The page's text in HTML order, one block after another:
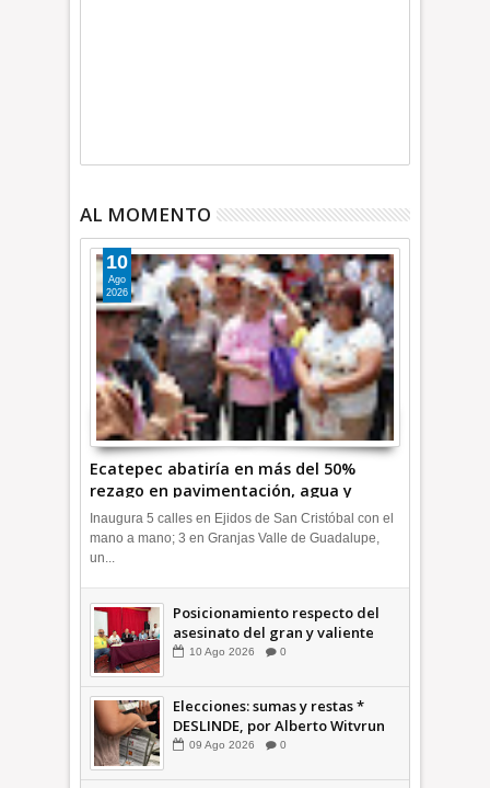
AL MOMENTO
Ecatepec abatiría en más del 50%
rezago en pavimentación, agua y
drenaje; lleva el 20: ACC +Videos |
INFORMA
10
Ago
2026
Inaugura 5 calles en Ejidos de San Cristóbal con el
mano a mano; 3 en Granjas Valle de Guadalupe,
un...
Posicionamiento respecto del
asesinato del gran y valiente
colega, Francisco Alejandro
TIEMPO
10 Ago 2026 0
Elecciones: sumas y restas *
DESLINDE, por Alberto Witvrun
09 Ago 2026 0